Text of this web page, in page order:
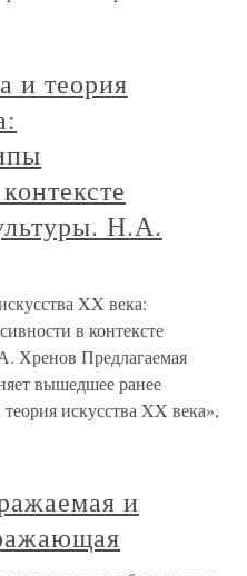
и теория
Н.А.
XX века:
в контексте
Хренов Предлагаемая
вышедшее ранее
искусства XX века»,
и